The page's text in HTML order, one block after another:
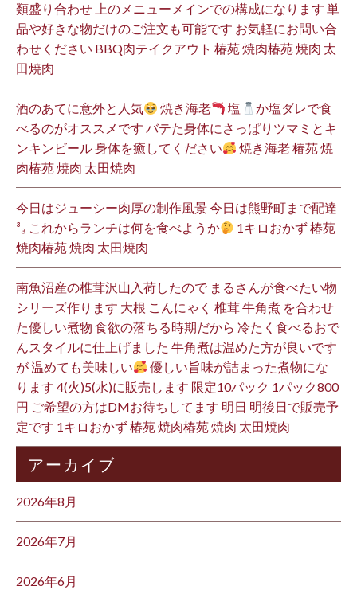
類盛り合わせ 上のメニューメインでの構成になります 単
品や好きな物だけのご注文も可能です お気軽にお問い合
わせください BBQ肉テイクアウト 椿苑 焼肉椿苑 焼肉 太
田焼肉
酒のあてに意外と人気 焼き海老 塩
か塩ダレで食
べるのがオススメです バテた身体にさっぱりツマミとキ
ンキンビール 身体を癒してください
焼き海老 椿苑 焼
肉椿苑 焼肉 太田焼肉
今日はジューシー肉厚の制作風景 今日は熊野町まで配達
³₃ これからランチは何を食べようか
1キロおかず 椿苑
焼肉椿苑 焼肉 太田焼肉
南魚沼産の椎茸沢山入荷したので まるさんが食べたい物
シリーズ作ります 大根 こんにゃく 椎茸 牛角煮 を合わせ
た優しい煮物 食欲の落ちる時期だから 冷たく食べるおで
んスタイルに仕上げました 牛角煮は温めた方が良いです
が 温めても美味しい
優しい旨味が詰まった煮物にな
ります 4(火)5(水)に販売します 限定10パック 1パック800
円 ご希望の方はDMお待ちしてます 明日 明後日で販売予
定です 1キロおかず 椿苑 焼肉椿苑 焼肉 太田焼肉
アーカイブ
2026年8月
2026年7月
2026年6月